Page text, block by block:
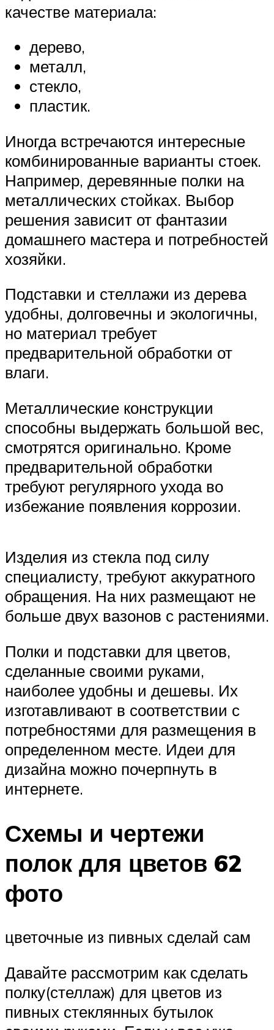
качестве материала:
дерево,
металл,
стекло,
пластик.
Иногда встречаются интересные
комбинированные варианты стоек.
Например, деревянные полки на
металлических стойках. Выбор
решения зависит от фантазии
домашнего мастера и потребностей
хозяйки.
Подставки и стеллажи из дерева
удобны, долговечны и экологичны,
но материал требует
предварительной обработки от
влаги.
Металлические конструкции
способны выдержать большой вес,
смотрятся оригинально. Кроме
предварительной обработки
требуют регулярного ухода во
избежание появления коррозии.
Изделия из стекла под силу
специалисту, требуют аккуратного
обращения. На них размещают не
больше двух вазонов с растениями.
Полки и подставки для цветов,
сделанные своими руками,
наиболее удобны и дешевы. Их
изготавливают в соответствии с
потребностями для размещения в
определенном месте. Идеи для
дизайна можно почерпнуть в
интернете.
Схемы и чертежи
полок для цветов 62
фото
цветочные из пивных сделай сам
Давайте рассмотрим как сделать
полку(стеллаж) для цветов из
пивных стеклянных бутылок